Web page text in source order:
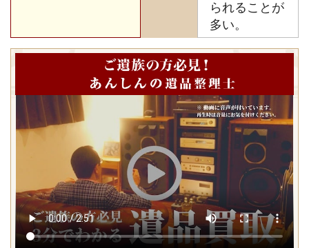
られることが
多い。